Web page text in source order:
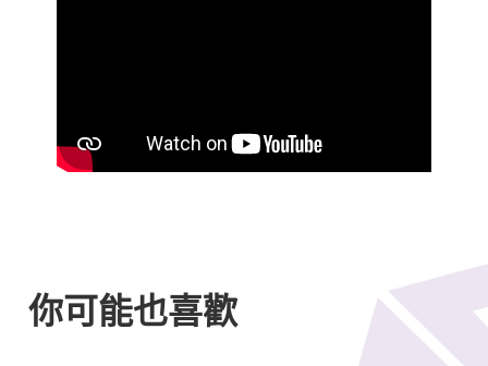
你可能也喜歡